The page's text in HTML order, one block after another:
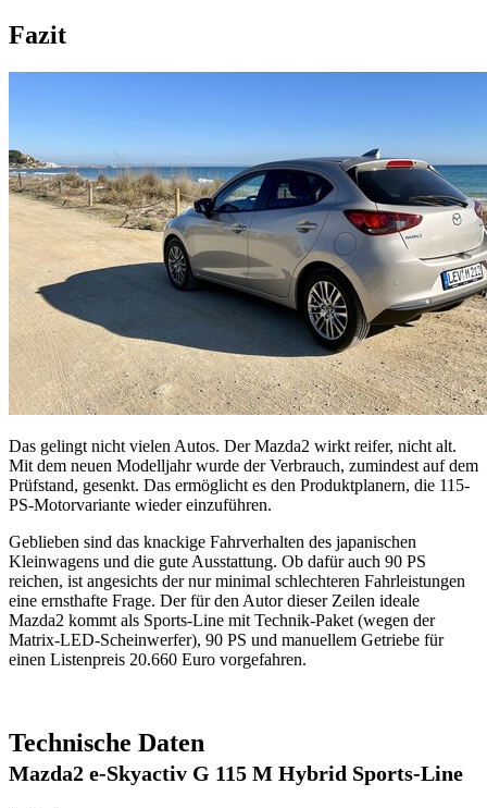
Fazit
Das gelingt nicht vielen Autos. Der Mazda2 wirkt reifer, nicht alt.
Mit dem neuen Modelljahr wurde der Verbrauch, zumindest auf dem
Prüfstand, gesenkt. Das ermöglicht es den Produktplanern, die 115-
PS-Motorvariante wieder einzuführen.
Geblieben sind das knackige Fahrverhalten des japanischen
Kleinwagens und die gute Ausstattung. Ob dafür auch 90 PS
reichen, ist angesichts der nur minimal schlechteren Fahrleistungen
eine ernsthafte Frage. Der für den Autor dieser Zeilen ideale
Mazda2 kommt als Sports-Line mit Technik-Paket (wegen der
Matrix-LED-Scheinwerfer), 90 PS und manuellem Getriebe für
einen Listenpreis 20.660 Euro vorgefahren.
Technische Daten
Mazda2 e-Skyactiv G 115 M Hybrid Sports-Line